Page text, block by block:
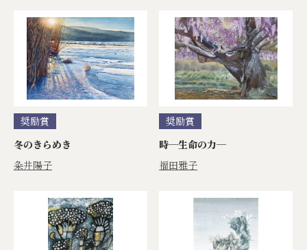
奨励賞
冬のきらめき
粂井陽子
奨励賞
時─生命の力─
福田雅子